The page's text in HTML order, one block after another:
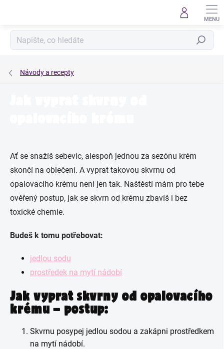
Hledat
Návody a recepty
Ať se snažíš sebevíc, alespoň jednou za sezónu krém
skončí na oblečení. A vyprat takovou skvrnu od
opalovacího krému není jen tak. Naštěstí mám pro tebe
ověřený postup, jak se skvrn od krému zbavíš i bez
toxické chemie.
Budeš k tomu potřebovat:
jedlou sodu
prostředek na mytí nádobí
Jak vyprat skvrny od opalovacího
krému – postup:
Skvrnu posypej jedlou sodou a zakápni prostředkem
na mytí nádobí.